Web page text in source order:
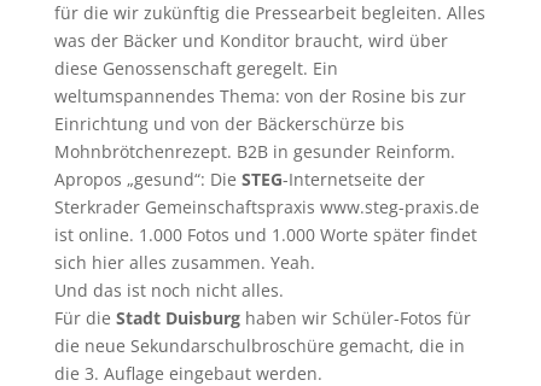
für die wir zukünftig die Pressearbeit begleiten. Alles
was der Bäcker und Konditor braucht, wird über
diese Genossenschaft geregelt. Ein
weltumspannendes Thema: von der Rosine bis zur
Einrichtung und von der Bäckerschürze bis
Mohnbrötchenrezept. B2B in gesunder Reinform.
Apropos „gesund“: Die STEG-Internetseite der
Sterkrader Gemeinschaftspraxis www.steg-praxis.de
ist online. 1.000 Fotos und 1.000 Worte später findet
sich hier alles zusammen. Yeah.
Und das ist noch nicht alles.
Für die Stadt Duisburghaben wir Schüler-Fotos für
die neue Sekundarschulbroschüre gemacht, die in
die 3. Auflage eingebaut werden.